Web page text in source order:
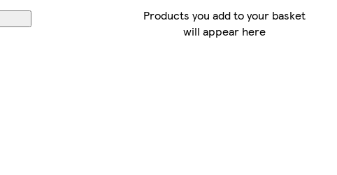
Products you add to your basket
will appear here